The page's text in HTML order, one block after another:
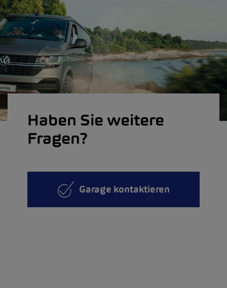
Haben Sie weitere
Fragen?
Garage kontaktieren